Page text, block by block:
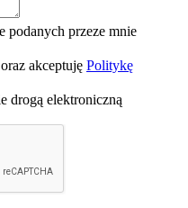
podanych przeze mnie
akceptuję Politykę
drogą elektroniczną